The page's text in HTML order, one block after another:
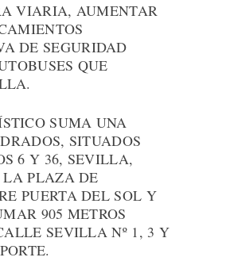
VIARIA, AUMENTAR
DE SEGURIDAD
QUE
SUMA UNA
SITUADOS
6 Y 36, SEVILLA,
LA PLAZA DE
PUERTA DEL SOL Y
905 METROS
SEVILLA Nº 1, 3 Y